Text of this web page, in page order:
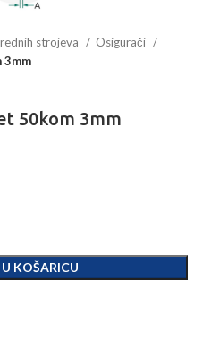
strojeva
Osigurači
3mm
50kom 3mm
KOŠARICU